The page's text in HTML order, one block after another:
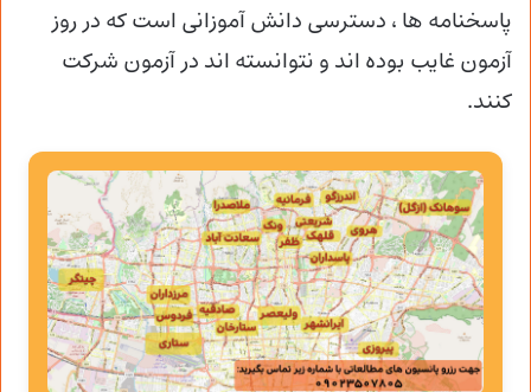
پاسخنامه ها ، دسترسی دانش آموزانی است که در روز
آزمون غایب بوده اند و نتوانسته اند در آزمون شرکت
کنند.